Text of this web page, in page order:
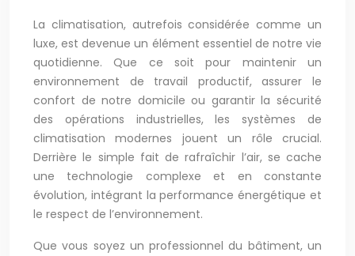
La climatisation, autrefois considérée comme un
luxe, est devenue un élément essentiel de notre vie
quotidienne. Que ce soit pour maintenir un
environnement de travail productif, assurer le
confort de notre domicile ou garantir la sécurité
des opérations industrielles, les systèmes de
climatisation modernes jouent un rôle crucial.
Derrière le simple fait de rafraîchir l’air, se cache
une technologie complexe et en constante
évolution, intégrant la performance énergétique et
le respect de l’environnement.
Que vous soyez un professionnel du bâtiment, un